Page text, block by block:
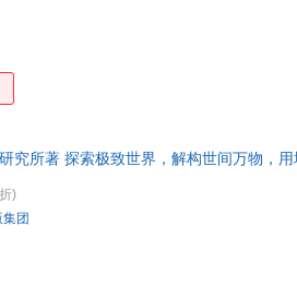
究所著 探索极致世界，解构世间万物，
)
团